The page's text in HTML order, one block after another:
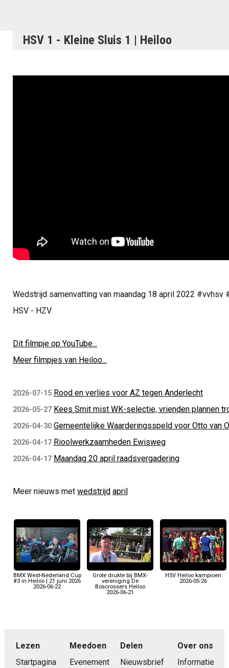
HSV 1 - Kleine Sluis 1 | Heiloo
Wedstrijd samenvatting van maandag 18 april 2022 #vvhsv
HSV - HZV
Dit filmpje op YouTube...
Meer filmpjes van Heiloo...
2026-07-15 Rood en verlies voor AZ tegen Anderlecht
2026-05-27 Kees Smit mist WK-selectie, vrienden plannen
2026-04-30 Gemeentelijke Waarderingsspeld voor Otto van
2026-04-17 Rioolwerkzaamheden Ewisweg
2026-04-17 Maandag 20 april raadsvergadering
Meer nieuws met wedstrijd april
BMX West-Nederland Cup
#3 in Heiloo | 21 juni 2026
2026-06-22
Grote drukte bij BMX-
vereniging De
Boscrossers Heiloo
2026-06-21
HSV Heiloo kampioen
2026-05-26
Lezen
Startpagina
Meedoen
Evenement
Delen
Nieuwsbrief
Over ons
Informatie